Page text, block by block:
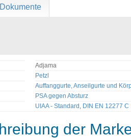
Dokumente
Adjama
Petzl
Auffanggurte, Anseilgurte und
PSA gegen Absturz
UIAA - Standard , DIN EN 12277 C
der